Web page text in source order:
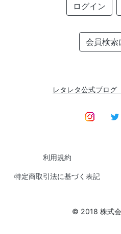
ログイン
会員検索
レタレタ公式ブログ
利用規約
特定商取引法に基づく表記
© 2018 株式